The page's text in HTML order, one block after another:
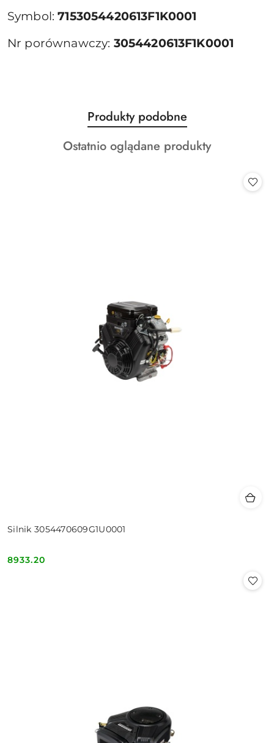
Symbol:7153054420613F1K0001
Nr porównawczy: 3054420613F1K0001
Pomiń karuzelę produktów
Produkty
o
statusie:
Produkty podobne
Produkty
Ostatnio oglądane produkty
Silnik 3054470609G1U0001
Cena:
8933.20